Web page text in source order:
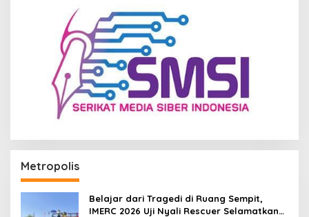
Metropolis
Belajar dari Tragedi di Ruang Sempit,
IMERC 2026 Uji Nyali Rescuer Selamatkan